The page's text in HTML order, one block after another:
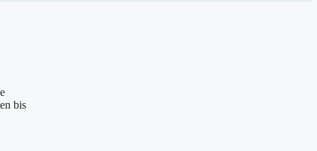
bis